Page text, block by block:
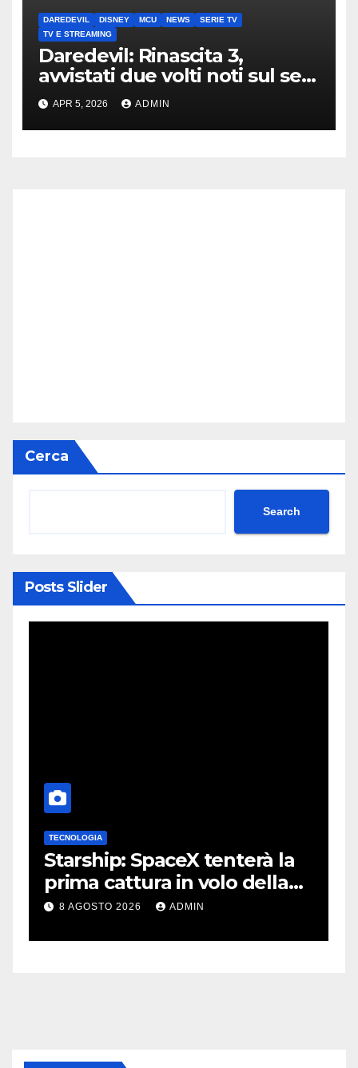
DAREDEVIL DISNEY MCU NEWS
SERIE TV
TV E STREAMING
Daredevil: Rinascita 3,
avvistati due volti noti sul set
di New York
APR 5, 2026 ADMIN
Cerca
Search
Posts Slider
TECNOLOGIA
Starship: SpaceX tenterà la
prima cattura in volo della
navetta
8 AGOSTO 2026 ADMIN